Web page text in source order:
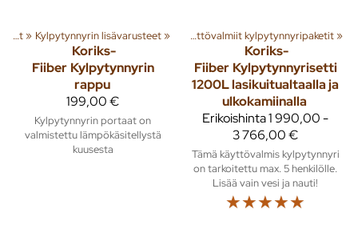
Kylpytynnyrit ja paljut‪» Kylpytynnyrin lisävarusteet‪»
Koriks-
Fiiber Kylpytynnyrin
rappu
199,00 €
Kylpytynnyrin portaat on
valmistettu lämpökäsitellystä
kuusesta
‪» Pihalle‪»Kylpytynnyrit ja paljut‪» Käyttövalmiit kylpytynnyripaketit‪»
Koriks-
Fiiber Kylpytynnyrisetti
1200L lasikuitualtaalla ja
ulkokamiinalla
Erikoishinta1 990,00 -
3 766,00 €
Tämä käyttövalmis kylpytynnyri
on tarkoitettu max. 5 henkilölle.
Lisää vain vesi ja nauti!
☆☆☆☆☆